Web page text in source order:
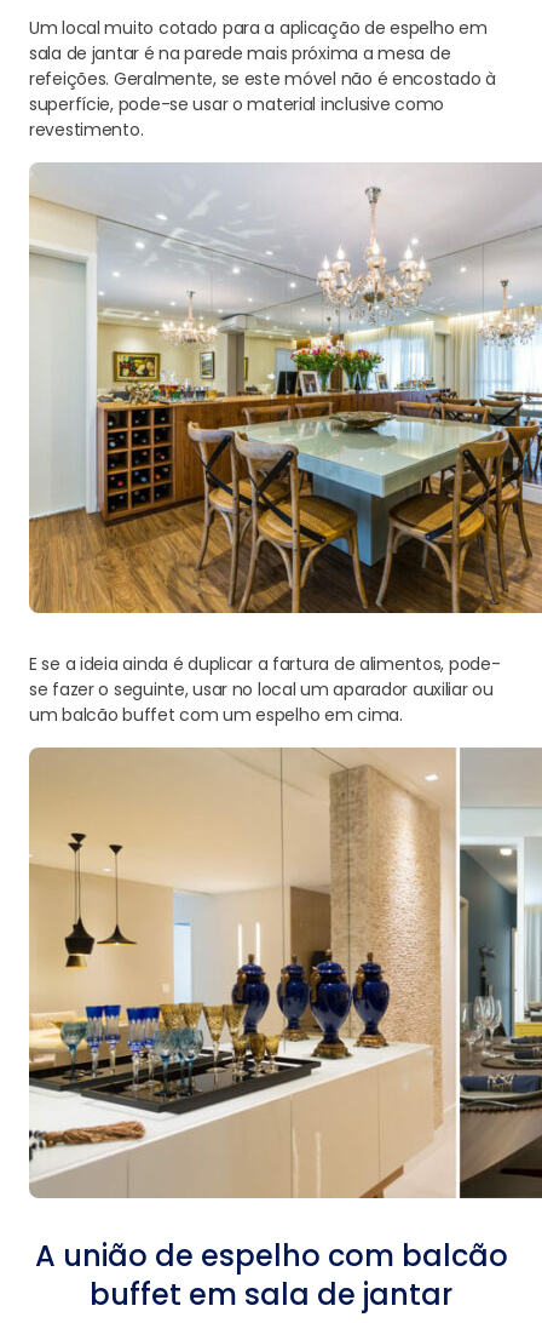
Um local muito cotado para a aplicação de espelho em
sala de jantar é na parede mais próxima a mesa de
refeições. Geralmente, se este móvel não é encostado à
superfície, pode-se usar o material inclusive como
revestimento.
E se a ideia ainda é duplicar a fartura de alimentos, pode-
se fazer o seguinte, usar no local um aparador auxiliar ou
um balcão buffet com um espelho em cima.
A união de espelho com balcão
buffet em sala de jantar